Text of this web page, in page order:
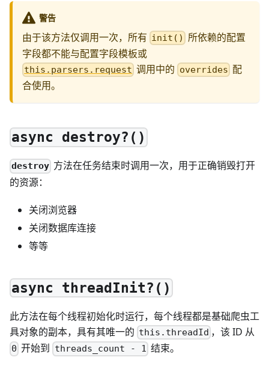
警告
由于该方法仅调用一次，所有 init()
所依赖的配置
字段都不能与配置字段模板或
this.parsers.request 调用中的 overrides 配
合使用。
async destroy?()
destroy 方法在任务结束时调用一次，用于正确销毁打开
的资源：
关闭浏览器
关闭数据库连接
等等
async threadInit?()
此方法在每个线程初始化时运行，每个线程都是基础爬虫工
具对象的副本，具有其唯一的 this.threadId ，该 ID 从
0 开始到 threads_count - 1 结束。